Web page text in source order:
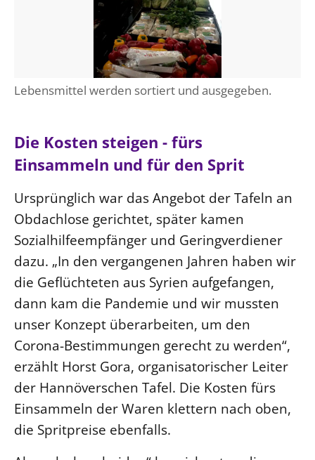
Lebensmittel werden sortiert und ausgegeben.
Die Kosten steigen - fürs
Einsammeln und für den Sprit
Ursprünglich war das Angebot der Tafeln an
Obdachlose gerichtet, später kamen
Sozialhilfeempfänger und Geringverdiener
dazu. „In den vergangenen Jahren haben wir
die Geflüchteten aus Syrien aufgefangen,
dann kam die Pandemie und wir mussten
unser Konzept überarbeiten, um den
Corona-Bestimmungen gerecht zu werden“,
erzählt Horst Gora, organisatorischer Leiter
der Hannöverschen Tafel. Die Kosten fürs
Einsammeln der Waren klettern nach oben,
die Spritpreise ebenfalls.